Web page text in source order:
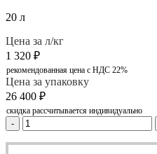
20 л
Цена за л/кг
1 320 ₽
рекомендованная цена с НДС 22%
Цена за упаковку
26 400 ₽
скидка рассчитывается индивидуально
-